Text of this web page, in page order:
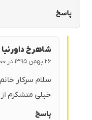
پاسخ
شاهرخ داورنیا
۲۶ بهمن ۱۳۹۵ در ۳:۰۰ بعد از ظهر
سلام سرکار
خیلی متشکرم
پاسخ